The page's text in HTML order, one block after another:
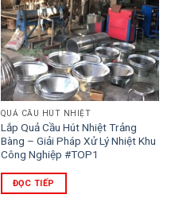
QUẢ CẦU HÚT NHIỆT
Lắp Quả Cầu Hút Nhiệt Trảng
Bàng – Giải Pháp Xử Lý Nhiệt Khu
Công Nghiệp #TOP1
ĐỌC TIẾP